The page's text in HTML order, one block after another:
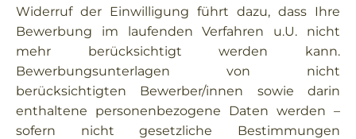
Widerruf der Einwilligung führt dazu, dass Ihre
Bewerbung im laufenden Verfahren u.U. nicht
mehr berücksichtigt werden kann.
Bewerbungsunterlagen von nicht
berücksichtigten Bewerber/innen sowie darin
enthaltene personenbezogene Daten werden –
sofern nicht gesetzliche Bestimmungen